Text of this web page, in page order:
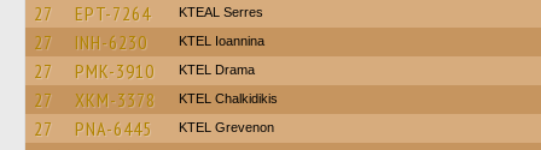
27 EPT-7264 KTEAL Serres
27 INH-6230 KTEL Ioannina
27 PMK-3910 KTEL Drama
27 XKM-3378 ΚΤΕL Chalkidikis
27 PNA-6445 ΚΤΕL Grevenon